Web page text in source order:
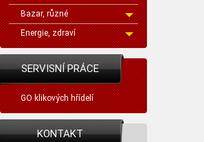
Bazar, různé
Energie, zdraví
SERVISNÍ PRÁCE
GO klikových hřídelí
KONTAKT